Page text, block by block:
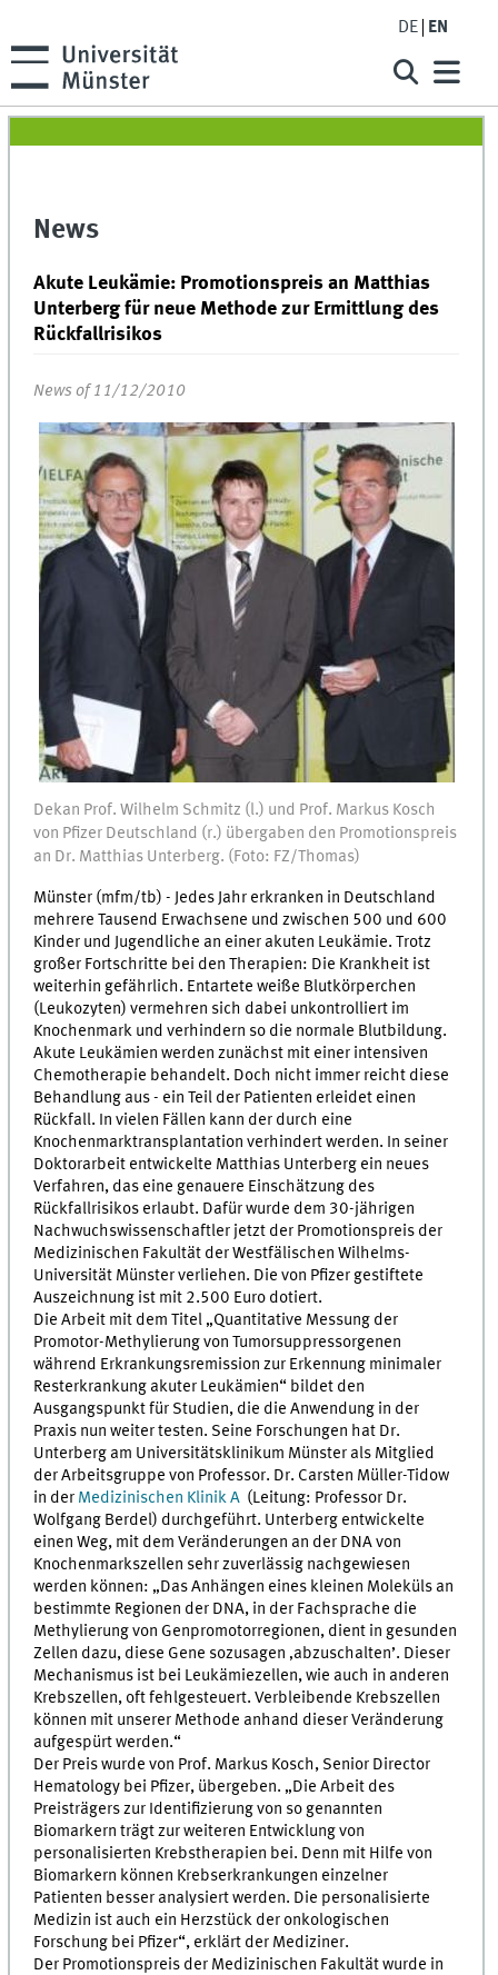
DE EN
News
Akute Leukämie: Promotionspreis an Matthias
Unterberg für neue Methode zur Ermittlung des
Rückfallrisikos
News of 11/12/2010
Dekan Prof. Wilhelm Schmitz (l.) und Prof. Markus Kosch
von Pfizer Deutschland (r.) übergaben den Promotionspreis
an Dr. Matthias Unterberg. (Foto: FZ/Thomas)
Münster (mfm/tb) - Jedes Jahr erkranken in Deutschland
mehrere Tausend Erwachsene und zwischen 500 und 600
Kinder und Jugendliche an einer akuten Leukämie. Trotz
großer Fortschritte bei den Therapien: Die Krankheit ist
weiterhin gefährlich. Entartete weiße Blutkörperchen
(Leukozyten) vermehren sich dabei unkontrolliert im
Knochenmark und verhindern so die normale Blutbildung.
Akute Leukämien werden zunächst mit einer intensiven
Chemotherapie behandelt. Doch nicht immer reicht diese
Behandlung aus - ein Teil der Patienten erleidet einen
Rückfall. In vielen Fällen kann der durch eine
Knochenmarktransplantation verhindert werden. In seiner
Doktorarbeit entwickelte Matthias Unterberg ein neues
Verfahren, das eine genauere Einschätzung des
Rückfallrisikos erlaubt. Dafür wurde dem 30-jährigen
Nachwuchswissenschaftler jetzt der Promotionspreis der
Medizinischen Fakultät der Westfälischen Wilhelms-
Universität Münster verliehen. Die von Pfizer gestiftete
Auszeichnung ist mit 2.500 Euro dotiert.
Die Arbeit mit dem Titel „Quantitative Messung der
Promotor-Methylierung von Tumorsuppressorgenen
während Erkrankungsremission zur Erkennung minimaler
Resterkrankung akuter Leukämien“ bildet den
Ausgangspunkt für Studien, die die Anwendung in der
Praxis nun weiter testen. Seine Forschungen hat Dr.
Unterberg am Universitätsklinikum Münster als Mitglied
der Arbeitsgruppe von Professor. Dr. Carsten Müller-Tidow
in der Medizinischen Klinik A (Leitung: Professor Dr.
Wolfgang Berdel) durchgeführt. Unterberg entwickelte
einen Weg, mit dem Veränderungen an der DNA von
Knochenmarkszellen sehr zuverlässig nachgewiesen
werden können: „Das Anhängen eines kleinen Moleküls an
bestimmte Regionen der DNA, in der Fachsprache die
Methylierung von Genpromotorregionen, dient in gesunden
Zellen dazu, diese Gene sozusagen ‚abzuschalten’. Dieser
Mechanismus ist bei Leukämiezellen, wie auch in anderen
Krebszellen, oft fehlgesteuert. Verbleibende Krebszellen
können mit unserer Methode anhand dieser Veränderung
aufgespürt werden.“
Der Preis wurde von Prof. Markus Kosch, Senior Director
Hematology bei Pfizer, übergeben. „Die Arbeit des
Preisträgers zur Identifizierung von so genannten
Biomarkern trägt zur weiteren Entwicklung von
personalisierten Krebstherapien bei. Denn mit Hilfe von
Biomarkern können Krebserkrankungen einzelner
Patienten besser analysiert werden. Die personalisierte
Medizin ist auch ein Herzstück der onkologischen
Forschung bei Pfizer“, erklärt der Mediziner.
Der Promotionspreis der Medizinischen Fakultät wurde in